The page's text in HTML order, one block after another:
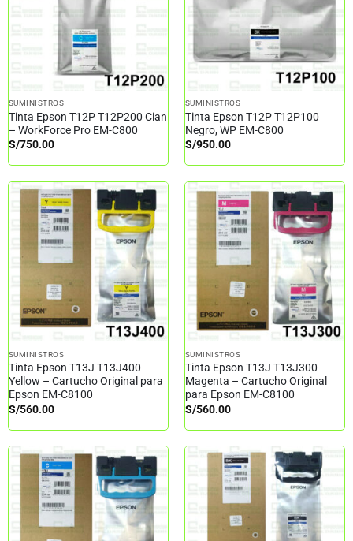
SUMINISTROS
Tinta Epson T12P T12P200 Cian
– WorkForce Pro EM-C800
S/750.00
SUMINISTROS
Tinta Epson T12P T12P100
Negro, WP EM-C800
S/950.00
SUMINISTROS
Tinta Epson T13J T13J400
Yellow – Cartucho Original para
Epson EM-C8100
S/560.00
SUMINISTROS
Tinta Epson T13J T13J300
Magenta – Cartucho Original
para Epson EM-C8100
S/560.00